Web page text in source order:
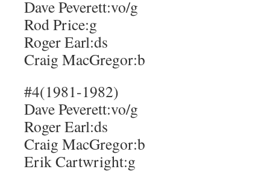
Dave Peverett:vo/g
Rod Price:g
Roger Earl:ds
Craig MacGregor:b
#4(1981-1982)
Dave Peverett:vo/g
Roger Earl:ds
Craig MacGregor:b
Erik Cartwright:g